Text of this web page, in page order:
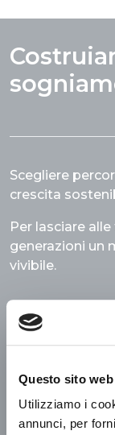
Questo sito
Utilizziamo i
annunci, per
Scegliere
crescita
Per lasciare
generazioni un
vivibile.